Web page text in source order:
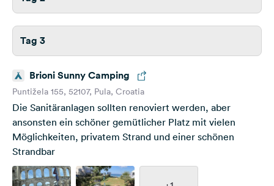
Tag 3
Brioni Sunny Camping
Puntižela 155, 52107, Pula, Croatia
Die Sanitäranlagen sollten renoviert werden, aber
ansonsten ein schöner gemütlicher Platz mit vielen
Möglichkeiten, privatem Strand und einer schönen
Strandbar